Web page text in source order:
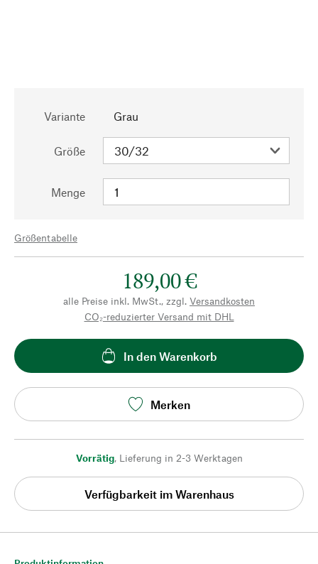
Variante Grau
Größe
Menge
Größentabelle
189,00 €
alle Preise inkl. MwSt., zzgl. Versandkosten
CO₂-reduzierter Versand mit DHL
In den Warenkorb
Merken
Vorrätig, Lieferung in 2-3 Werktagen
Verfügbarkeit im Warenhaus